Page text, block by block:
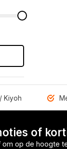
Kiyoh
of
op de hoogte